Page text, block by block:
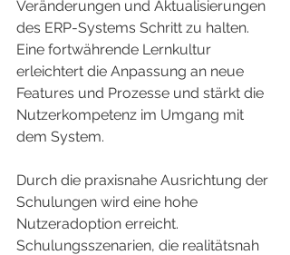
Veränderungen und Aktualisierungen
des ERP-Systems Schritt zu halten.
Eine fortwährende Lernkultur
erleichtert die Anpassung an neue
Features und Prozesse und stärkt die
Nutzerkompetenz im Umgang mit
dem System.
Durch die praxisnahe Ausrichtung der
Schulungen wird eine hohe
Nutzeradoption erreicht.
Schulungsszenarien, die realitätsnah